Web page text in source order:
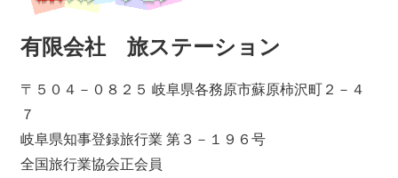
有限会社 旅ステーション
〒５０４－０８２５ 岐阜県各務原市蘇原柿沢町２－４
７
岐阜県知事登録旅行業 第３－１９６号
全国旅行業協会正会員